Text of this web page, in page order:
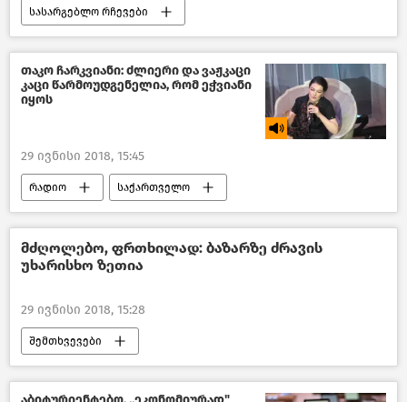
სასარგებლო რჩევები
წასაკითხი ამბები საქართველო
თაკო ჩარკვიანი: ძლიერი და ვაჟკაცი
კაცი წარმოუდგენელია, რომ ეჭვიანი
იყოს
29 ივნისი 2018, 15:45
რადიო საქართველო
მძღოლებო, ფრთხილად: ბაზარზე ძრავის
უხარისხო ზეთია
29 ივნისი 2018, 15:28
შემთხვევები
კრიმინალი საქართველოში – 2018
საქართველო